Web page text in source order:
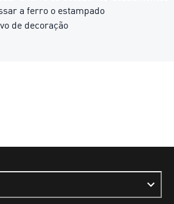
a ferro o estampado
de decoração